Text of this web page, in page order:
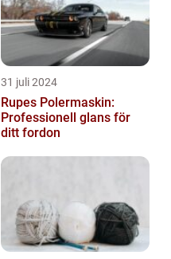
31 juli 2024
Rupes Polermaskin:
Professionell glans för
ditt fordon